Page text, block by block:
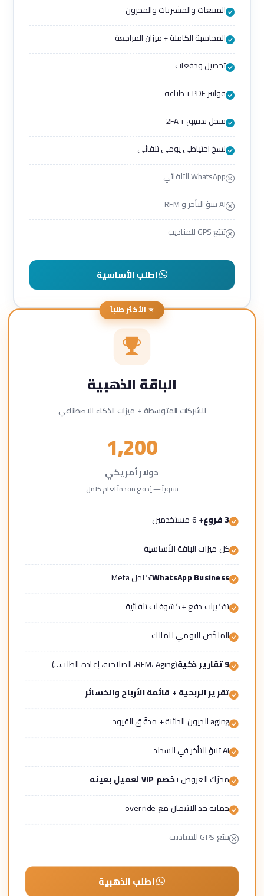
المبيعات والمشتريات والمخزون
المحاسبة الكاملة + ميزان المراجعة
تحصيل ودفعات
فواتير PDF + طباعة
سجل تدقيق + 2FA
نسخ احتياطي يومي تلقائي
WhatsApp التلقائي
AI تنبؤ التأخر و RFM
تتبّع GPS للمناديب
اطلب الأساسية
⭐ الأكثر طلباً
الباقة الذهبية
للشركات المتوسطة + ميزات الذكاء الاصطناعي
1,200
دولار أمريكي
سنوياً — يُدفع مقدماً لعام كامل
3 فروع
+ 6 مستخدمين
كل ميزات الباقة الأساسية
WhatsApp Businessتكامل Meta
تذكيرات دفع + كشوفات تلقائية
الملخّص اليومي للمالك
9 تقارير ذكية
(RFM، Aging، الصلاحية، إعادة الطلب…)
تقرير الربحية + قائمة الأرباح والخسائر
aging الديون الدائنة + مدقّق القيود
AI تنبؤ التأخر في السداد
محرّك العروض +خصم VIP لعميل بعينه
حماية حد الائتمان مع override
تتبّع GPS للمناديب
اطلب الذهبية